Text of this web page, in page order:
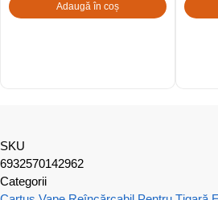
Adaugă în coș
SKU
6932570142962
Categorii